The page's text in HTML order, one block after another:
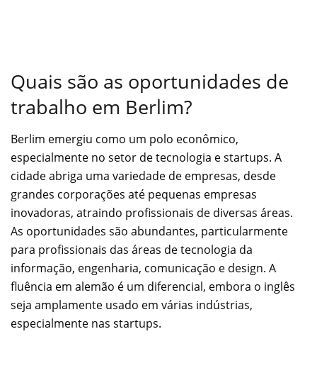
Quais são as oportunidades de
trabalho em Berlim?
Berlim emergiu como um polo econômico,
especialmente no setor de tecnologia e startups. A
cidade abriga uma variedade de empresas, desde
grandes corporações até pequenas empresas
inovadoras, atraindo profissionais de diversas áreas.
As oportunidades são abundantes, particularmente
para profissionais das áreas de tecnologia da
informação, engenharia, comunicação e design. A
fluência em alemão é um diferencial, embora o inglês
seja amplamente usado em várias indústrias,
especialmente nas startups.